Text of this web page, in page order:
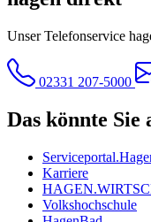
Unser Telefonservice
02331 207-5000
Das könnte Sie
Karriere
Volkshochschule